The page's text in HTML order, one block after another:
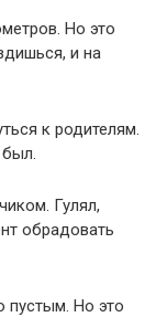
Но это
и на
к родителям.
Гулял,
обрадовать
пустым. Но это